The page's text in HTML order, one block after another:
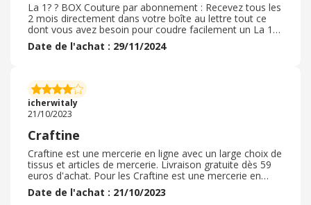
La 1? ? BOX Couture par abonnement : Recevez tous les
2 mois directement dans votre boîte au lettre tout ce
dont vous avez besoin pour coudre facilement un La 1?
? BOX Couture par abonnement : Recevez tous les 2
mois directement dans votre boîte au lettre tout ce dont
directement dans votre boîte au lettre tout ce dont vous
avez besoin pour coudre facilement un La 1? ? BOX
Couture par abonnement : Recevez tous les 2 mois
directement dans votre boîte au lettre tout ce dont vous
avez besoin pour coudre facilement un
Date de l'achat : 29/11/2024
icherwitaly
21/10/2023
Craftine
Craftine est une mercerie en ligne avec un large choix de
tissus et articles de mercerie. Livraison gratuite dès 59
euros d'achat. Pour les Craftine est une mercerie en
ligne avec un large choix de tissus et articles de
mercerie. Livraison gratuite dès 59 euros d'achat. Pour
Date de l'achat : 21/10/2023